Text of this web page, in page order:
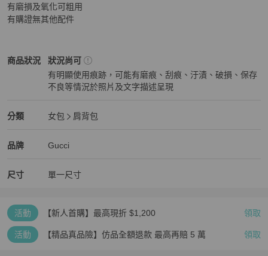
有磨損及氧化可粗用
有購證無其他配件
商品狀況
Gucci女包 商品狀態與細節
狀況尚可
有明顯使用痕跡，可能有磨痕、刮痕、汙漬、破損、保存
不良等情況於照片及文字描述呈現
分類
Gucci 分類資訊
女包
肩背包
品牌
Gucci 女包品牌介紹
Gucci
Gucci 推薦清單
尺寸 單一尺寸
活動 【新人首購】最高現折 $1,200 領取
活動 【精品真品險】仿品全額退款 最高再賠 5 萬 領取